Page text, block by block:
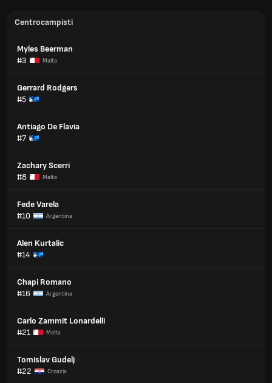
Centrocampisti
Myles Beerman
#3
Malta
Gerrard Rodgers
#5
Antiago De Flavia
#7
Zachary Scerri
#8
Malta
Fede Varela
#10
Argentina
Alen Kurtalic
#14
Chapi Romano
#16
Argentina
Carlo Zammit Lonardelli
#21
Malta
Tomislav Gudelj
#22
Croazia